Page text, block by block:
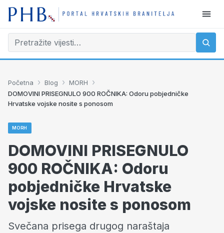
Početna › Blog › MORH ›
DOMOVINI PRISEGNULO 900 ROČNIKA: Odoru pobjedničke
Hrvatske vojske nosite s ponosom
MORH
DOMOVINI PRISEGNULO
900 ROČNIKA: Odoru
pobjedničke Hrvatske
vojske nosite s ponosom
Svečana prisega drugog naraštaja